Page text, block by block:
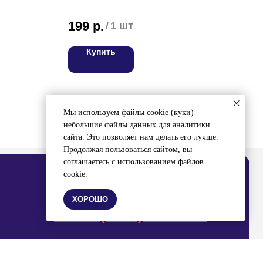
199 р. / 1 шт
Купить
С НАМИ
8 (4212) 94-30-33
Мы используем файлы cookie (куки) —
небольшие файлы данных для аналитики
сайта. Это позволяет нам делать его лучше.
Продолжая пользоваться сайтом, вы
соглашаетесь с использованием файлов
cookie.
ХОРОШО